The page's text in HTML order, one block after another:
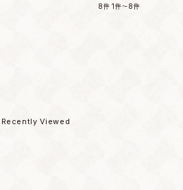
8件 1件～8件
Recently Viewed